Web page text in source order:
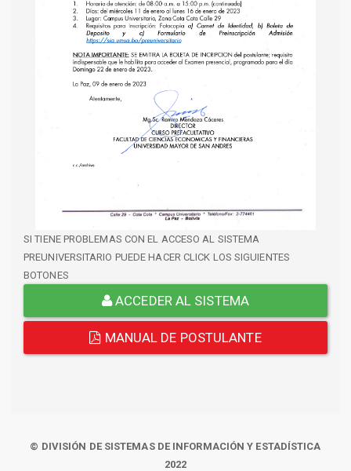
SI TIENE PROBLEMAS CON EL ACCESO AL SISTEMA
PREUNIVERSITARIO PUEDE HACER CLICK LOS SIGUIENTES
BOTONES
ACCEDER AL SISTEMA
MANUAL DE POSTULANTE
© DIVISIÓN DE SISTEMAS DE INFORMACIÓN Y ESTADÍSTICA
2022